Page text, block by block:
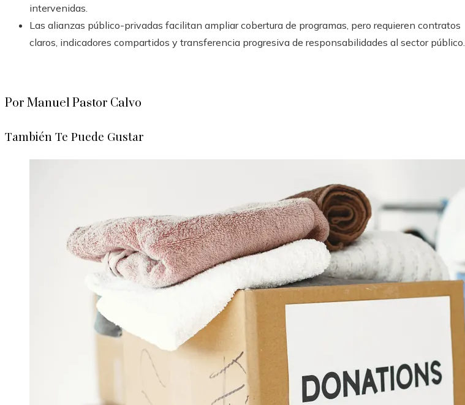
intervenidas.
Las alianzas público-privadas facilitan ampliar cobertura de programas, pero requieren contratos
claros, indicadores compartidos y transferencia progresiva de responsabilidades al sector público.
Por Manuel Pastor Calvo
También Te Puede Gustar